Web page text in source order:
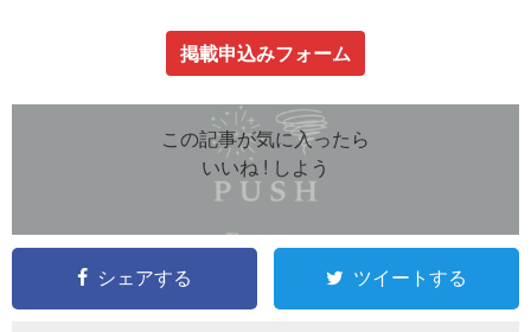
掲載申込みフォーム
この記事が気に入ったら
いいね ! しよう
シェアする ツイートする